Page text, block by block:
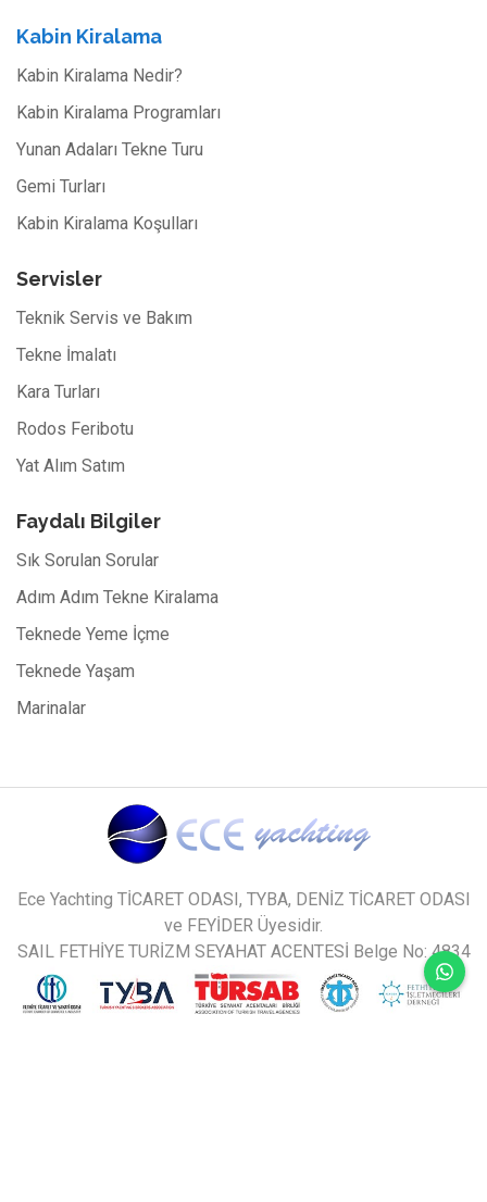
Kabin Kiralama
Kabin Kiralama Nedir?
Kabin Kiralama Programları
Yunan Adaları Tekne Turu
Gemi Turları
Kabin Kiralama Koşulları
Servisler
Teknik Servis ve Bakım
Tekne İmalatı
Kara Turları
Rodos Feribotu
Yat Alım Satım
Faydalı Bilgiler
Sık Sorulan Sorular
Adım Adım Tekne Kiralama
Teknede Yeme İçme
Teknede Yaşam
Marinalar
Ece Yachting TİCARET ODASI, TYBA, DENİZ TİCARET ODASI
ve FEYİDER Üyesidir.
SAIL FETHİYE TURİZM SEYAHAT ACENTESİ Belge No: 4834